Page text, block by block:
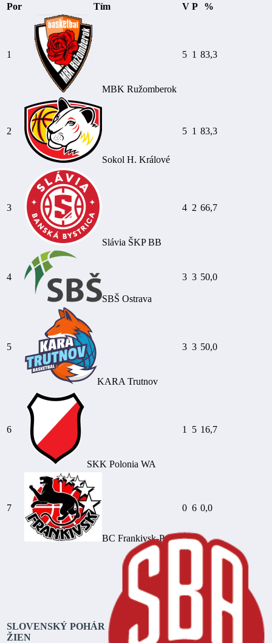
Por
Tím V P %
1
MBK Ružomberok
5 1 83,3
2
Sokol H. Králové
5 1 83,3
3
Slávia ŠKP BB
4 2 66,7
4
SBŠ Ostrava
3 3 50,0
5
KARA Trutnov
3 3 50,0
6
SKK Polonia WA
1 5 16,7
7
BC Frankivsk-Pryk.
0 6 0,0
SLOVENSKÝ POHÁR
ŽIEN